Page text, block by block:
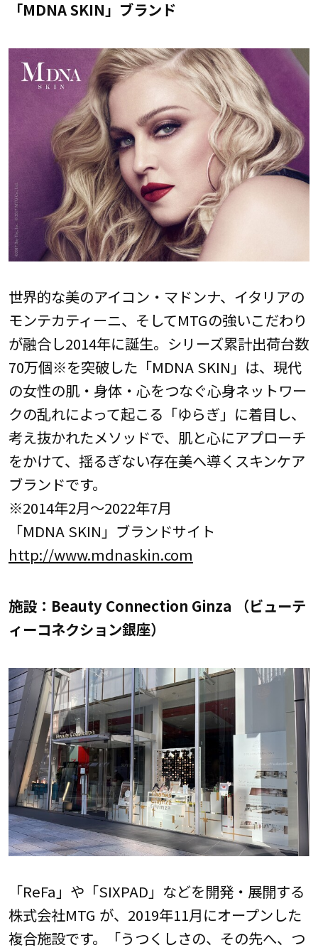
「MDNA SKIN」ブランド
世界的な美のアイコン・マドンナ、イタリアの
モンテカティーニ、そしてMTGの強いこだわり
が融合し2014年に誕生。シリーズ累計出荷台数
70万個※を突破した「MDNA SKIN」は、現代
の女性の肌・身体・心をつなぐ心身ネットワー
クの乱れによって起こる「ゆらぎ」に着目し、
考え抜かれたメソッドで、肌と心にアプローチ
をかけて、揺るぎない存在美へ導くスキンケア
ブランドです。
※2014年2月～2022年7月
「MDNA SKIN」ブランドサイト
http://www.mdnaskin.com
施設：Beauty Connection Ginza （ビューテ
ィーコネクション銀座）
「ReFa」や「SIXPAD」などを開発・展開する
株式会社MTG が、2019年11月にオープンした
複合施設です。「うつくしさの、その先へ、つ